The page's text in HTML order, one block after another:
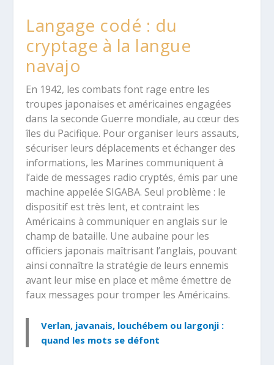
Langage codé : du
cryptage à la langue
navajo
En 1942, les combats font rage entre les
troupes japonaises et américaines engagées
dans la seconde Guerre mondiale, au cœur des
îles du Pacifique. Pour organiser leurs assauts,
sécuriser leurs déplacements et échanger des
informations, les Marines communiquent à
l’aide de messages radio cryptés, émis par une
machine appelée SIGABA. Seul problème : le
dispositif est très lent, et contraint les
Américains à communiquer en anglais sur le
champ de bataille. Une aubaine pour les
officiers japonais maîtrisant l’anglais, pouvant
ainsi connaître la stratégie de leurs ennemis
avant leur mise en place et même émettre de
faux messages pour tromper les Américains.
Verlan, javanais, louchébem ou largonji :
quand les mots se défont